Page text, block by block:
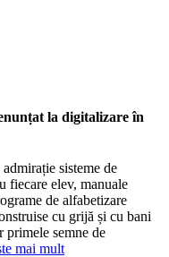
la digitalizare în
sisteme de
fiecare elev, manuale
de alfabetizare
cu grijă și cu bani
semne de
mai mult